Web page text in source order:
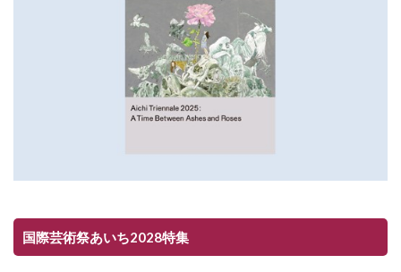
国際芸術祭あいち2028特集